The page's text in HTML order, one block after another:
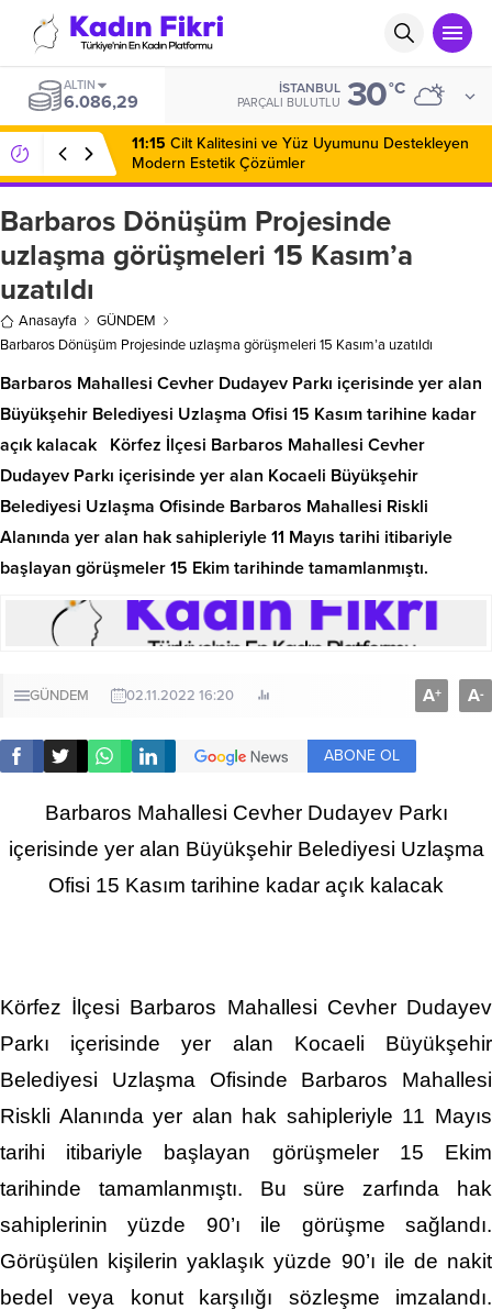
ALTIN
6.086,29
İSTANBUL
PARÇALI BULUTLU 30°C
11:15 Cilt Kalitesini ve Yüz Uyumunu Destekleyen
Modern Estetik Çözümler
Barbaros Dönüşüm Projesinde
uzlaşma görüşmeleri 15 Kasım’a
uzatıldı
Anasayfa
GÜNDEM
Barbaros Dönüşüm Projesinde uzlaşma görüşmeleri 15 Kasım’a uzatıldı
Barbaros Mahallesi Cevher Dudayev Parkı içerisinde yer alan
Büyükşehir Belediyesi Uzlaşma Ofisi 15 Kasım tarihine kadar
açık kalacak Körfez İlçesi Barbaros Mahallesi Cevher
Dudayev Parkı içerisinde yer alan Kocaeli Büyükşehir
Belediyesi Uzlaşma Ofisinde Barbaros Mahallesi Riskli
Alanında yer alan hak sahipleriyle 11 Mayıs tarihi itibariyle
başlayan görüşmeler 15 Ekim tarihinde tamamlanmıştı.
GÜNDEM 02.11.2022 16:20 A+ A-
ABONE OL
Barbaros Mahallesi Cevher Dudayev Parkı
içerisinde yer alan Büyükşehir Belediyesi Uzlaşma
Ofisi 15 Kasım tarihine kadar açık kalacak
Körfez İlçesi Barbaros Mahallesi Cevher Dudayev
Parkı içerisinde yer alan Kocaeli Büyükşehir
Belediyesi Uzlaşma Ofisinde Barbaros Mahallesi
Riskli Alanında yer alan hak sahipleriyle 11 Mayıs
tarihi itibariyle başlayan görüşmeler 15 Ekim
tarihinde tamamlanmıştı. Bu süre zarfında hak
sahiplerinin yüzde 90’ı ile görüşme sağlandı.
Görüşülen kişilerin yaklaşık yüzde 90’ı ile de nakit
bedel veya konut karşılığı sözleşme imzalandı.